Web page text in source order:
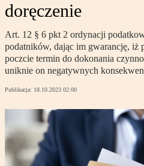
doręczenie
Art. 12 § 6 pkt 2 ordynacji
podatników, dając im gwarancję, iż
poczcie termin do dokonania
uniknie on negatywnych
Publikacja: 18.10.2023 02:00